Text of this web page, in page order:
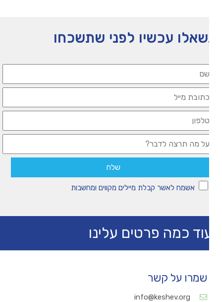
עכשיו לפני שתשכחו
אשמח לאשר קבלת מיילים מקווים ומחשבות
כמה פרטים עלינו
שמרו על קשר
info@keshev.org